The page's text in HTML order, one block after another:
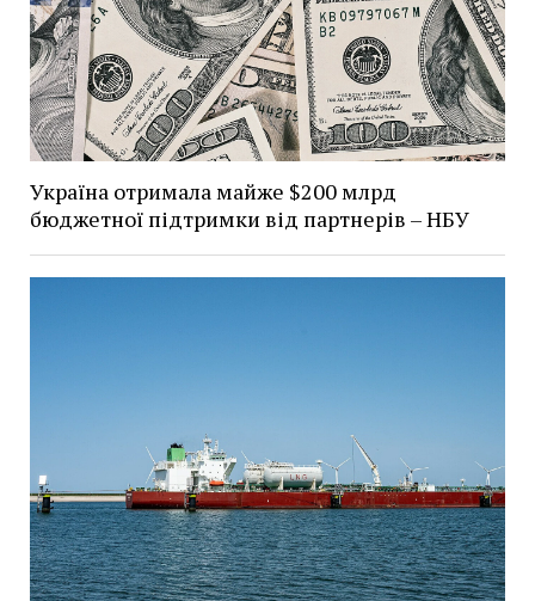
Україна отримала майже $200 млрд
бюджетної підтримки від партнерів – НБУ